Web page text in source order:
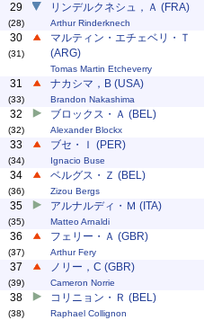
29
(28)
リンデルクネシュ，Ａ (FRA)
Arthur Rinderknech
30
(31)
マルティン・エチェベリ・Ｔ
(ARG)
Tomas Martin Etcheverry
31
(33)
ナカシマ，B (USA)
Brandon Nakashima
32
(32)
ブロックス・Ａ (BEL)
Alexander Blockx
33
(34)
ブセ・Ｉ (PER)
Ignacio Buse
34
(36)
ベルグス・Ｚ (BEL)
Zizou Bergs
35
(35)
アルナルディ・Ｍ (ITA)
Matteo Arnaldi
36
(37)
フェリー・Ａ (GBR)
Arthur Fery
37
(39)
ノリー，C (GBR)
Cameron Norrie
38
(38)
コリニョン・Ｒ (BEL)
Raphael Collignon